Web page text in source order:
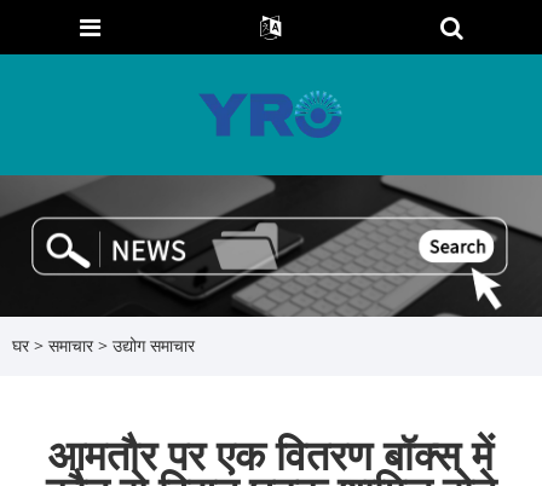
घर > समाचार> उद्योग समाचार
आमतौर पर एक वितरण बॉक्स में